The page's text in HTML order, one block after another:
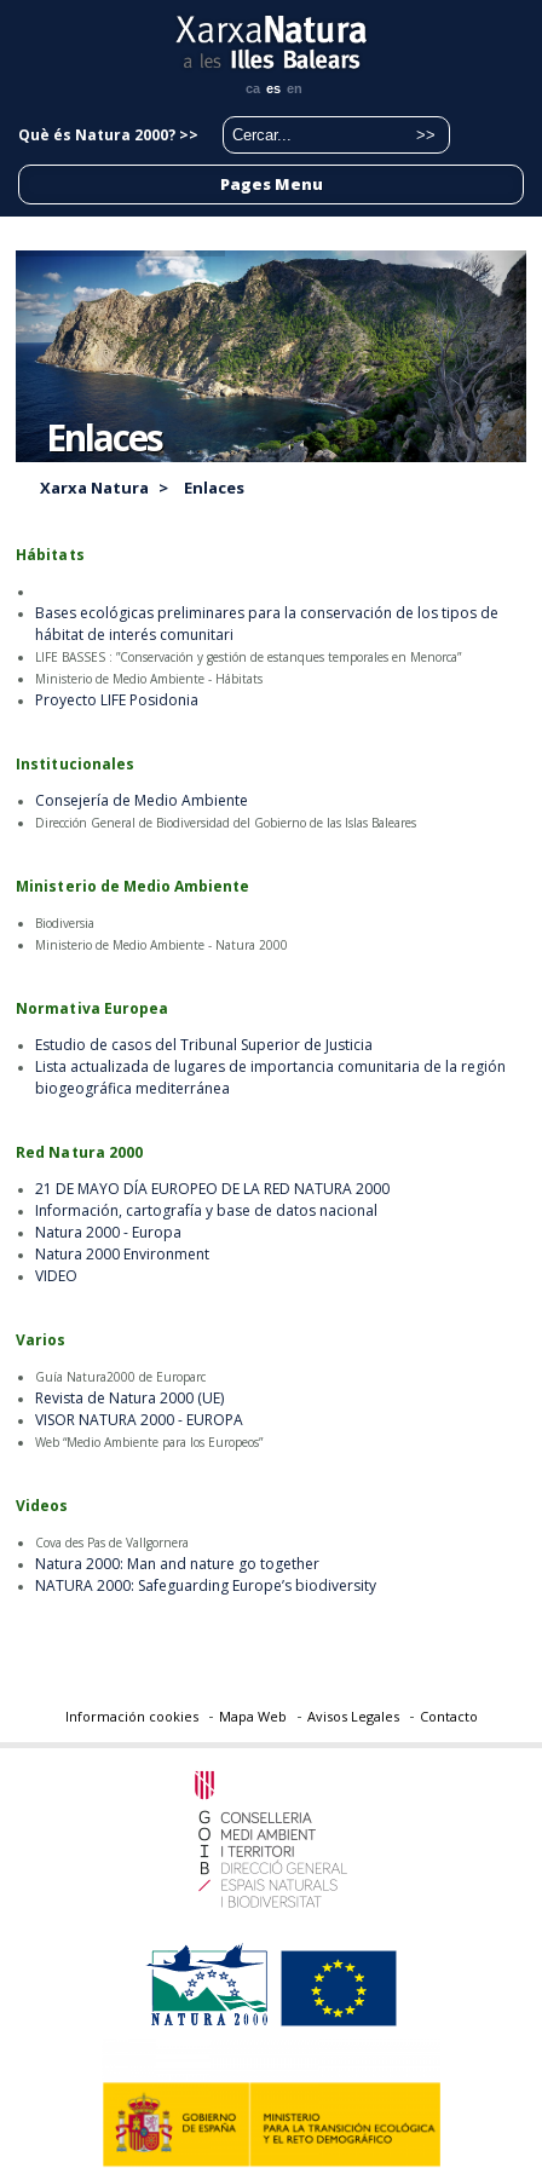
ca es en
Què és Natura 2000? >>
Pages Menu
Enlaces
Xarxa Natura > Enlaces
Hábitats
Bases ecológicas preliminares para la conservación de los tipos de
hábitat de interés comunitari
LIFE BASSES : ”Conservación y gestión de estanques temporales en Menorca”
Ministerio de Medio Ambiente - Hábitats
Proyecto LIFE Posidonia
Institucionales
Consejería de Medio Ambiente
Dirección General de Biodiversidad del Gobierno de las Islas Baleares
Ministerio de Medio Ambiente
Biodiversia
Ministerio de Medio Ambiente - Natura 2000
Normativa Europea
Estudio de casos del Tribunal Superior de Justicia
Lista actualizada de lugares de importancia comunitaria de la región
biogeográfica mediterránea
Red Natura 2000
21 DE MAYO DÍA EUROPEO DE LA RED NATURA 2000
Información, cartografía y base de datos nacional
Natura 2000 - Europa
Natura 2000 Environment
VIDEO
Varios
Guía Natura2000 de Europarc
Revista de Natura 2000 (UE)
VISOR NATURA 2000 - EUROPA
Web “Medio Ambiente para los Europeos”
Videos
Cova des Pas de Vallgornera
Natura 2000: Man and nature go together
NATURA 2000: Safeguarding Europe’s biodiversity
Información cookies Mapa Web Avisos Legales Contacto